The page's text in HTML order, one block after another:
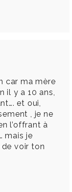
car ma mère
il y a 10 ans,
et oui,
, je ne
l’offrant à
mais je
de voir ton